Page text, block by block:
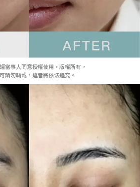
當事人同意授權使用，版權所有，
請勿轉載，違者將依法追究。